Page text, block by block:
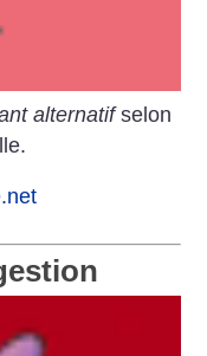
alternatifselon